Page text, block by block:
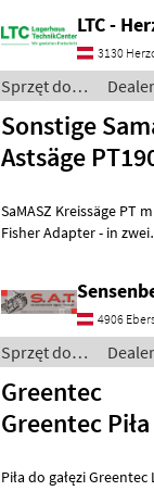
56133; Weitere
Maschinenmerkmale: -
Schneidwerk mit SCH-
Klingen - Gelenk mit
hydraulischer Drehung
LTC -
3130
Sprzęt do
pielęgnacji
drzew /
Sonstige
Sonstige
Astsäge
Adapter
SaMASZ Kreissäge PT
Fisher Adapter - in zwei
Anzahl Sägeblätter: 3
benötigte
45 - 60
4906
Sprzęt do
pielęgnacji
drzew /
Sonstige
Greentec
Greentec Piła
Piła do gałęzi Greentec